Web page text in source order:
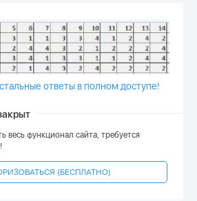
ответы в полном доступе!
весь функционал сайта, требуется
!
(БЕСПЛАТНО)